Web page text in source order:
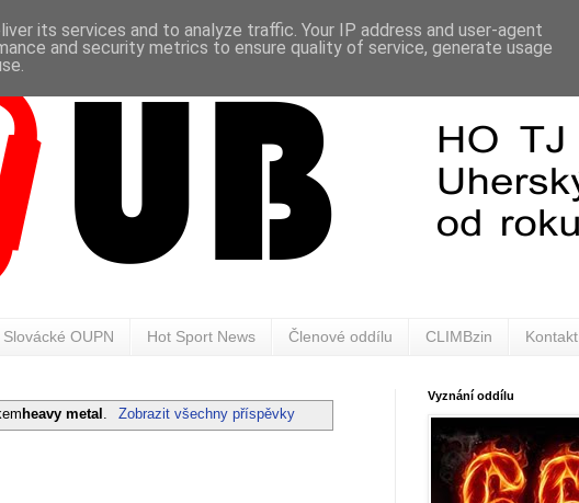
Slovácké OUPN Hot Sport News Členové oddílu CLIMBzin Kontakt
heavy metal Zobrazit všechny příspěvky
Vyznání oddílu
its services and to analyze traffic. Your IP address and user-agent
and security metrics to ensure quality of service, generate usage